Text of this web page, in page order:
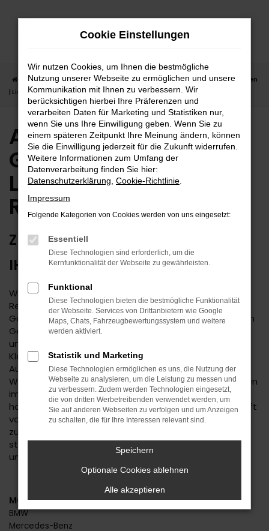
Zum
Startseite Reutlingen Audi Audi Q5
Audi Q5 Gebrauchtwagen
| Lieferservice nach Reutlingen
Audi Q5
Gebrauchtwagen |
Lieferservice nach
Reutlingen
ZUVERLÄSSIG FÜR REUTLINGEN –
IHR AUDI Q5 GEBRAUCHTWAGEN
Wenn Sie einen zuverlässigen Mobilitätspartner für
Reutlingen suchen, empfehlen wir Ihnen einen Audi Q5
Gebrauchtwagen. Dieses Modell hat in jeder bisherigen
Generation seine Langlebigkeit unter Beweis gestellt
und befindet sich längst auf dem Weg zu einem
Klassiker. Kennzeichnend ist das hohe
Ausstattungslevel sowie die Effizienz der Motoren.
Wenn Sie Ihren Audi Q5 Gebrauchtwagen für Reutlingen
im Autohaus Daub kaufen, profitieren Sie von unseren
hohen Qualitätsmaßstäben. Jedes Fahrzeug unterläuft
vor dem Verkauf eine Fülle an Tests. Wir sind erst dann
zufrieden, wenn keinerlei Mängel mehr existieren und
stellen dies durch die hohe Kompetenz und Erfahrung
unserer Kfz-Meisterwerkstatt sicher.
Marken
BMW
Mercedes-Benz
Cookie Einstellungen
Wir nutzen Cookies, um Ihnen die bestmögliche
Nutzung unserer Webseite zu ermöglichen und unsere
Kommunikation mit Ihnen zu verbessern. Wir
berücksichtigen hierbei Ihre Präferenzen und
verarbeiten Daten für Marketing und Statistiken nur,
wenn Sie uns Ihre Einwilligung geben. Wenn Sie zu
einem späteren Zeitpunkt Ihre Meinung ändern, können
Sie die Einwilligung jederzeit für die Zukunft widerrufen.
Weitere Informationen zum Umfang der
Datenverarbeitung finden Sie hier:
Datenschutzerklärung Cookie-Richtlinie
Impressum
Folgende Kategorien von Cookies werden von uns eingesetzt:
Essentiell
Diese Technologien sind erforderlich, um die
Kernfunktionalität der Webseite zu gewährleisten.
Funktional
Diese Technologien bieten die bestmögliche Funktionalität
der Webseite. Services von Drittanbietern wie Google
Maps, Chats, Fahrzeugbewertungssystem und weitere
werden aktiviert.
Statistik und Marketing
Diese Technologien ermöglichen es uns, die Nutzung der
Webseite zu analysieren, um die Leistung zu messen und
zu verbessern. Zudem werden Technologien eingesetzt,
die von dritten Werbetreibenden verwendet werden, um
Sie auf anderen Webseiten zu verfolgen und um Anzeigen
zu schalten, die für Ihre Interessen relevant sind.
Speichern
Optionale Cookies ablehnen
Alle akzeptieren